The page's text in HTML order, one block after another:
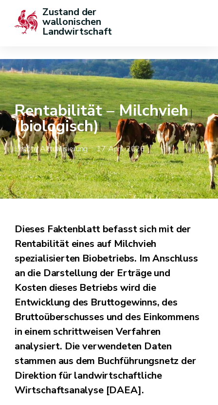
Zustand der
wallonischen
Landwirtschaft
Rentabilität – Milchvieh
(biologisch)
Letzte Aktualisierung : 17 April 2026
Dieses Faktenblatt befasst sich mit der
Rentabilität eines auf Milchvieh
spezialisierten Biobetriebs. Im Anschluss
an die Darstellung der Erträge und
Kosten dieses Betriebs wird die
Entwicklung des Bruttogewinns, des
Bruttoüberschusses und des Einkommens
in einem schrittweisen Verfahren
analysiert. Die verwendeten Daten
stammen aus dem Buchführungsnetz der
Direktion für landwirtschaftliche
Wirtschaftsanalyse [DAEA].